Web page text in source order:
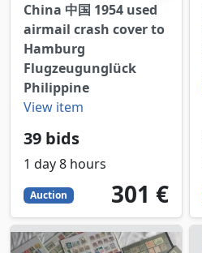
China 中国 1954 used
airmail crash cover to
Hamburg
Flugzeugunglück
Philippine
View item
39 bids
1 day 8 hours
Auction 301
EUR
301 €